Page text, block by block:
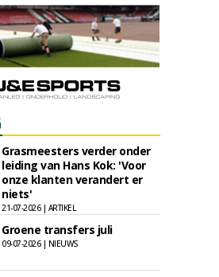
Grasmeesters verder onder
leiding van Hans Kok: 'Voor
onze klanten verandert er
niets'
21-07-2026 | ARTIKEL
Groene transfers juli
09-07-2026 | NIEUWS